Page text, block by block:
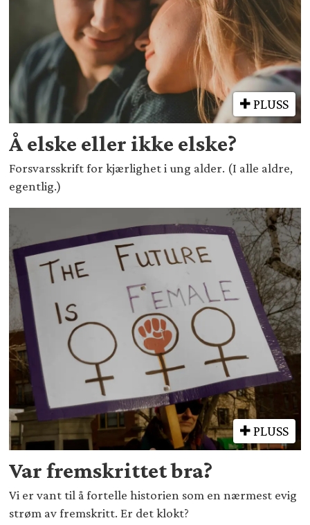
PLUSS
Å elske eller ikke elske?
Forsvarsskrift for kjærlighet i ung alder. (I alle aldre,
egentlig.)
PLUSS
Var fremskrittet bra?
Vi er vant til å fortelle historien som en nærmest evig
strøm av fremskritt. Er det klokt?